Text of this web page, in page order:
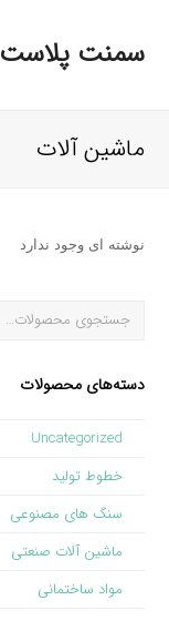
سمنت پلاست
ماشین آلات
نوشته ای وجود ندارد
دسته‌های محصولات
Uncategorized
خطوط تولید
سنگ های مصنوعی
ماشین آلات صنعتی
مواد ساختمانی